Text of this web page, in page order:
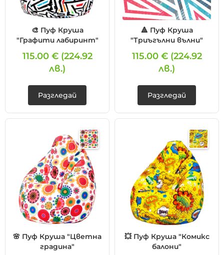
🎨 Пуф Круша
"Графити лабиринт"
115.00 € (224.92
лв.)
Разгледай
🔺 Пуф Круша
"Триъгълни вълни"
115.00 € (224.92
лв.)
Разгледай
🌸 Пуф Круша "Цветна
градина"
💥 Пуф Круша "Комикс
балони"